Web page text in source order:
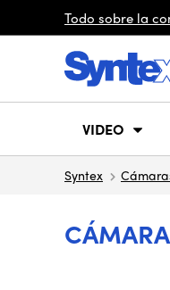
Todo sobre la
VIDEO
Syntex